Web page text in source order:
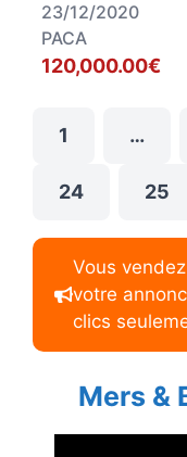
23/12/2020
PACA
120,000.00€
1 …
24 25
Vous
votre
clics
Mers &